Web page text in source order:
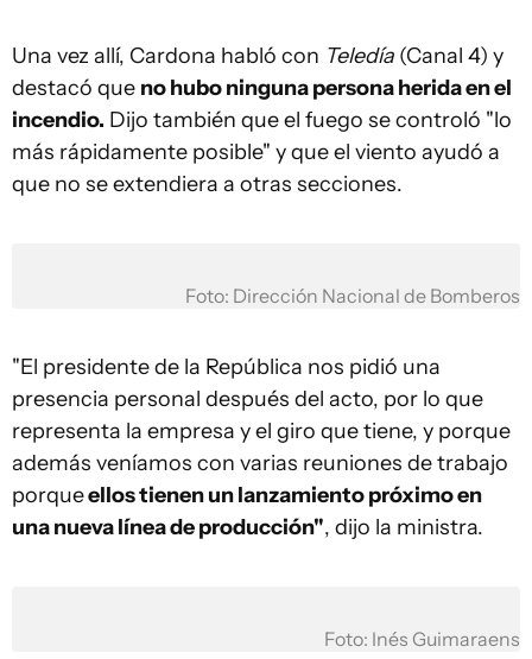
Una vez allí, Cardona habló con Teledía (Canal 4) y
destacó que no hubo ninguna persona herida en el
incendio. Dijo también que el fuego se controló "lo
más rápidamente posible" y que el viento ayudó a
que no se extendiera a otras secciones.
Foto: Dirección Nacional de Bomberos
"El presidente de la República nos pidió una
presencia personal después del acto, por lo que
representa la empresa y el giro que tiene, y porque
además veníamos con varias reuniones de trabajo
porqueellos tienen un lanzamiento próximo en
una nueva línea de producción", dijo la ministra.
Foto: Inés Guimaraens